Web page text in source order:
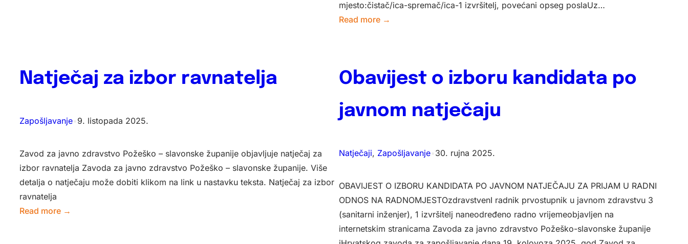
mjesto:čistač/ica-spremač/ica-1 izvršitelj, povećani opseg poslaUz…
Read more →
spremačice
Natječaj za izbor ravnatelja
Zapošljavanje 9. listopada 2025.
Zavod za javno zdravstvo Požeško – slavonske županije objavljuje natječaj za
izbor ravnatelja Zavoda za javno zdravstvo Požeško – slavonske županije. Više
detalja o natječaju može dobiti klikom na link u nastavku teksta. Natječaj za izbor
ravnatelja
Read more →
Obavijest o izboru kandidata po
javnom natječaju
Natječaji, Zapošljavanje 30. rujna 2025.
OBAVIJEST O IZBORU KANDIDATA PO JAVNOM NATJEČAJU ZA PRIJAM U RADNI
ODNOS NA RADNOMJESTOzdravstvenI radnik prvostupnik u javnom zdravstvu 3
(sanitarni inženjer), 1 izvršitelj naneodređeno radno vrijemeobjavljen na
internetskim stranicama Zavoda za javno zdravstvo Požeško-slavonske županije